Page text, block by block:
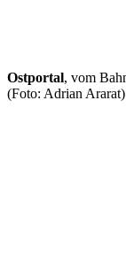
Ostportal, vom
(Foto: Adrian Ararat)